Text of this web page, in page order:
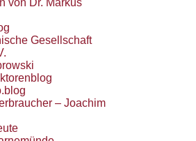
von Dr. Markus
Gesellschaft
– Joachim